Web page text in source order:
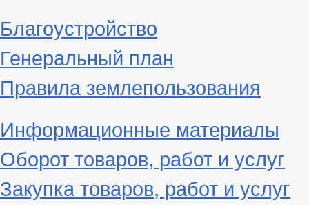
Благоустройство
Генеральный план
Правила землепользования
Информационные материалы
Оборот товаров, работ и услуг
Закупка товаров, работ и услуг